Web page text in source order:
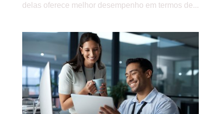
delas oferece melhor desempenho em termos de...